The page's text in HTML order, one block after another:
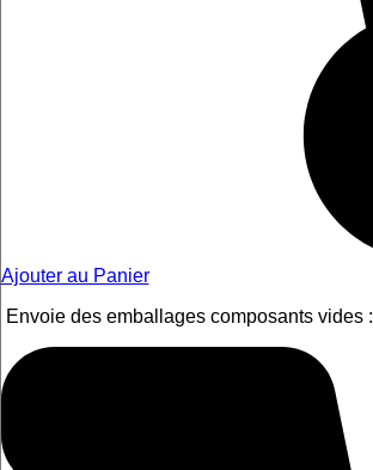
Ajouter au Panier
Envoie des emballages composants vides